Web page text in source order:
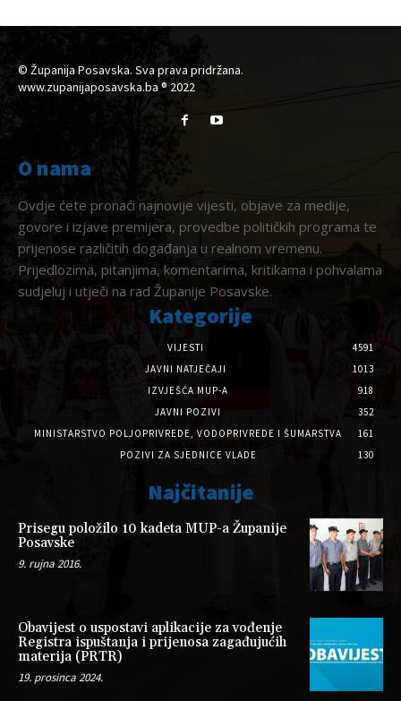
© Županija Posavska. Sva prava pridržana.
www.zupanijaposavska.ba ® 2022
O nama
Ovdje ćete pronaći najnovije vijesti, objave za medije,
govore i izjave premijera, provedbe političkih programa te
prijenose različitih događanja u realnom vremenu.
Prijedlozima, pitanjima, komentarima, kritikama i pohvalama
sudjeluj i utječi na rad Županije Posavske.
Kategorije
VIJESTI
4591
JAVNI NATJEČAJI
1013
IZVJEŠĆA MUP-A
918
JAVNI POZIVI
352
MINISTARSTVO POLJOPRIVREDE, VODOPRIVREDE I ŠUMARSTVA
161
POZIVI ZA SJEDNICE VLADE
130
Najčitanije
Prisegu položilo 10 kadeta MUP-a Županije
Posavske
9. rujna 2016.
Obavijest o uspostavi aplikacije za vođenje
Registra ispuštanja i prijenosa zagađujućih
materija (PRTR)
19. prosinca 2024.